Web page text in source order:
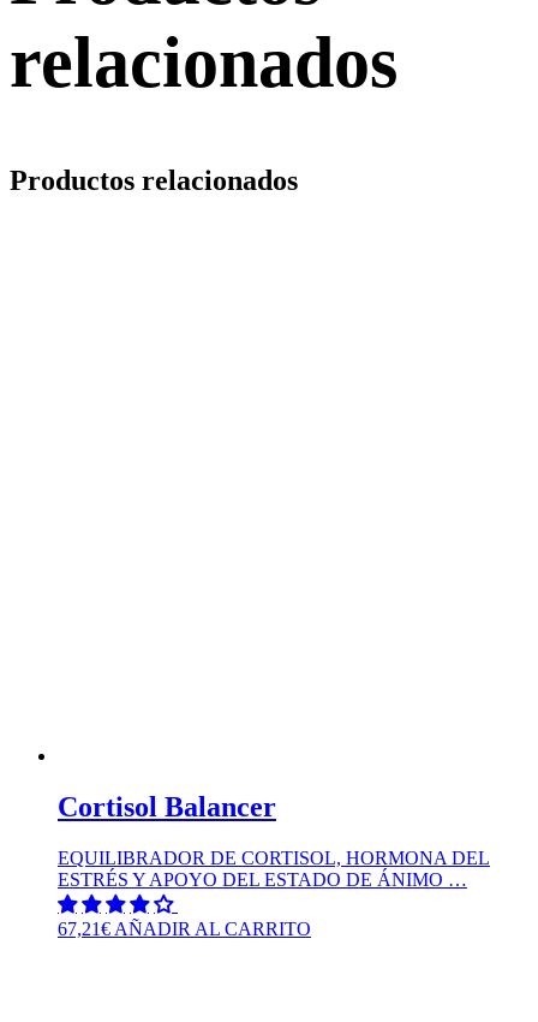
relacionados
Productos relacionados
Cortisol Balancer
EQUILIBRADOR DE CORTISOL, HORMONA DEL
ESTRÉS Y APOYO DEL ESTADO DE ÁNIMO …
67,21€ AÑADIR AL CARRITO